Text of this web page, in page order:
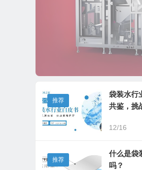
推荐
袋装水行
共鉴，挑
12/16
推荐
什么是袋
吗？
常见问题，解决方法